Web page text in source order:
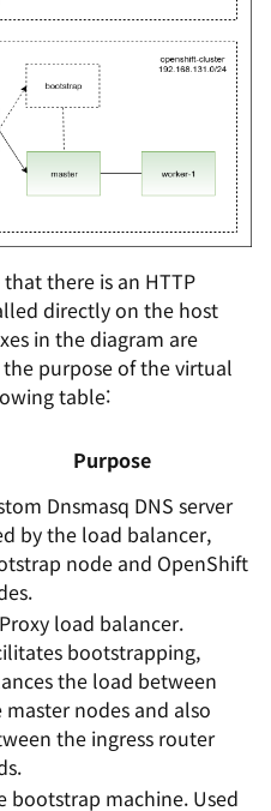
there is an HTTP
directly on the host
in the diagram are
purpose of the virtual
table:
Purpose
Dnsmasq DNS server
by the load balancer,
node and OpenShift
load balancer.
bootstrapping,
the load between
master nodes and also
the ingress router
bootstrap machine. Used